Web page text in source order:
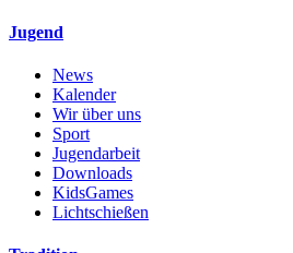
Jugend
News
Kalender
Wir über uns
Sport
Jugendarbeit
Downloads
KidsGames
Lichtschießen